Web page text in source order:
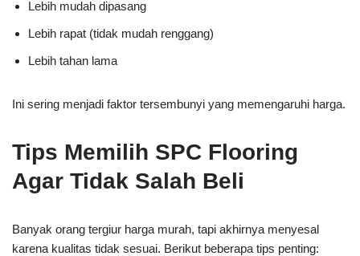
Lebih mudah dipasang
Lebih rapat (tidak mudah renggang)
Lebih tahan lama
Ini sering menjadi faktor tersembunyi yang memengaruhi harga.
Tips Memilih SPC Flooring
Agar Tidak Salah Beli
Banyak orang tergiur harga murah, tapi akhirnya menyesal
karena kualitas tidak sesuai. Berikut beberapa tips penting: